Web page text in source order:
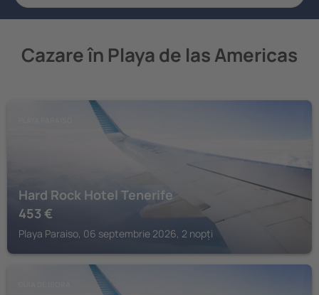
Cazare în Playa de las Americas
Hard Rock Hotel Tenerife
453 €
Playa Paraiso, 06 septembrie 2026, 2 nopți